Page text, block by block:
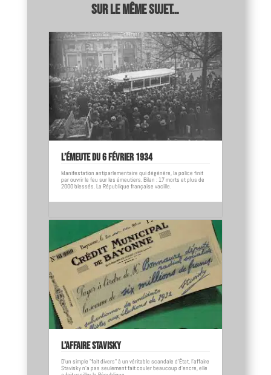
Sur le même sujet…
L’émeute du 6 février 1934
Manifestation antiparlementaire qui dégénère, la police finit
par ouvrir le feu sur les émeutiers. Bilan : 17 morts et plus de
2000 blessés. La République française vacille.
L’affaire Stavisky
D'un simple "fait divers" à un véritable scandale d'État, l'affaire
Stavisky n'a pas seulement fait couler beaucoup d'encre, elle